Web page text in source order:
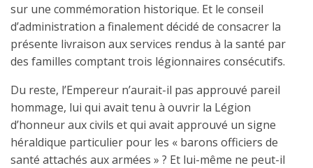
sur une commémoration historique. Et le conseil
d’administration a finalement décidé de consacrer la
présente livraison aux services rendus à la santé par
des familles comptant trois légionnaires consécutifs.
Du reste, l’Empereur n’aurait-il pas approuvé pareil
hommage, lui qui avait tenu à ouvrir la Légion
d’honneur aux civils et qui avait approuvé un signe
héraldique particulier pour les « barons officiers de
santé attachés aux armées » ? Et lui-même ne peut-il